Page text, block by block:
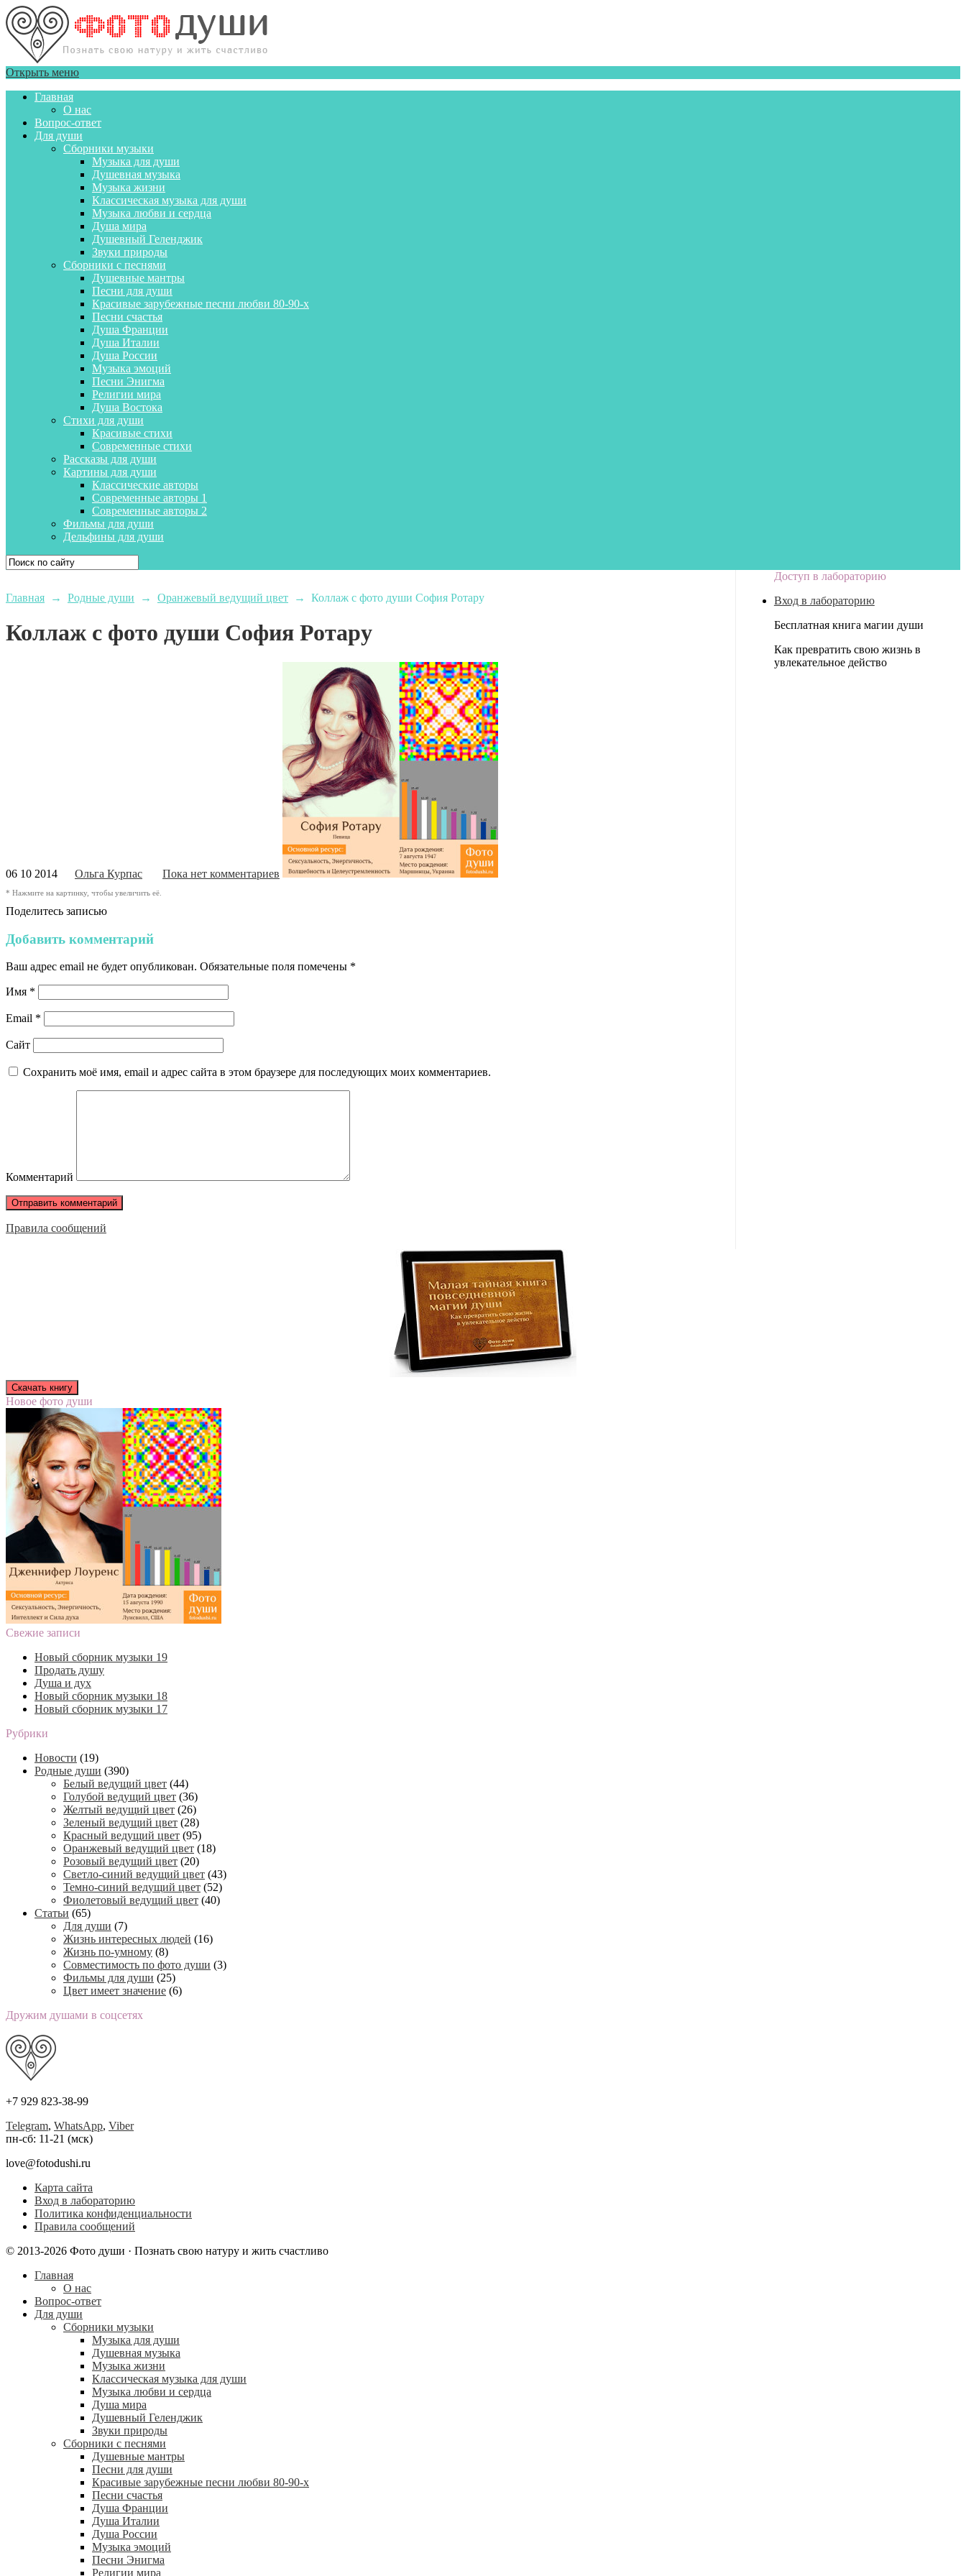
Открыть меню
Главная
О нас
Вопрос-ответ
Для души
Сборники музыки
Музыка для души
Душевная музыка
Музыка жизни
Классическая музыка для души
Музыка любви и сердца
Душа мира
Душевный Геленджик
Звуки природы
Сборники с песнями
Душевные мантры
Песни для души
Красивые зарубежные песни любви 80-90-х
Песни счастья
Душа Франции
Душа Италии
Душа России
Музыка эмоций
Песни Энигма
Религии мира
Душа Востока
Стихи для души
Красивые стихи
Современные стихи
Рассказы для души
Картины для души
Классические авторы
Современные авторы 1
Современные авторы 2
Фильмы для души
Дельфины для души
Главная → Родные души → Оранжевый ведущий цвет → Коллаж с фото души София Ротару
Коллаж с фото души София Ротару
06 10 2014 Ольга Курпас Пока нет комментариев
* Нажмите на картинку, чтобы увеличить её.
Поделитесь записью
Добавить комментарий
Ваш адрес email не будет опубликован. Обязательные поля помечены *
Имя *
Email *
Сайт
Сохранить моё имя, email и адрес сайта в этом браузере для последующих моих комментариев.
Комментарий
Правила сообщений
Доступ в лабораторию
Вход в лабораторию
Бесплатная книга магии души
Как превратить свою жизнь в
увлекательное действо
Новое фото души
Свежие записи
Новый сборник музыки 19
Продать душу
Душа и дух
Новый сборник музыки 18
Новый сборник музыки 17
Рубрики
Новости (19)
Родные души (390)
Белый ведущий цвет (44)
Голубой ведущий цвет (36)
Желтый ведущий цвет (26)
Зеленый ведущий цвет (28)
Красный ведущий цвет (95)
Оранжевый ведущий цвет (18)
Розовый ведущий цвет (20)
Светло-синий ведущий цвет (43)
Темно-синий ведущий цвет (52)
Фиолетовый ведущий цвет (40)
Статьи (65)
Для души (7)
Жизнь интересных людей (16)
Жизнь по-умному (8)
Совместимость по фото души (3)
Фильмы для души (25)
Цвет имеет значение (6)
Дружим душами в соцсетях
+7 929 823-38-99
Telegram, WhatsApp, Viber
пн-сб: 11-21 (мск)
love@fotodushi.ru
Карта сайта
Вход в лабораторию
Политика конфиденциальности
Правила сообщений
© 2013-2026 Фото души · Познать свою натуру и жить счастливо
Главная
О нас
Вопрос-ответ
Для души
Сборники музыки
Музыка для души
Душевная музыка
Музыка жизни
Классическая музыка для души
Музыка любви и сердца
Душа мира
Душевный Геленджик
Звуки природы
Сборники с песнями
Душевные мантры
Песни для души
Красивые зарубежные песни любви 80-90-х
Песни счастья
Душа Франции
Душа Италии
Душа России
Музыка эмоций
Песни Энигма
Религии мира